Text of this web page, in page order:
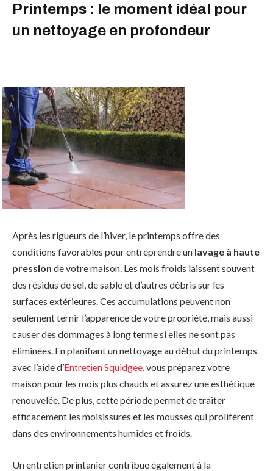
Printemps : le moment idéal pour
un nettoyage en profondeur
Après les rigueurs de l’hiver, le printemps offre des
conditions favorables pour entreprendre un lavage à haute
pression de votre maison. Les mois froids laissent souvent
des résidus de sel, de sable et d’autres débris sur les
surfaces extérieures. Ces accumulations peuvent non
seulement ternir l’apparence de votre propriété, mais aussi
causer des dommages à long terme si elles ne sont pas
éliminées. En planifiant un nettoyage au début du printemps
avec l’aide d’Entretien Squidgee, vous préparez votre
maison pour les mois plus chauds et assurez une esthétique
renouvelée. De plus, cette période permet de traiter
efficacement les moisissures et les mousses qui prolifèrent
dans des environnements humides et froids.
Un entretien printanier contribue également à la